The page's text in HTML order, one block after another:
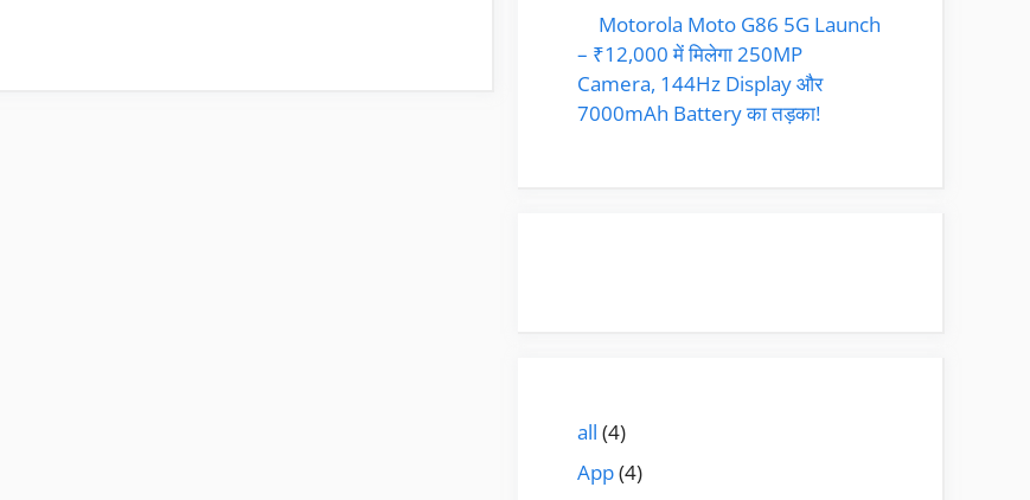
Motorola Moto G86 5G Launch
– ₹12,000 में मिलेगा 250MP
Camera, 144Hz Display और
7000mAh Battery का तड़का!
all (4)
App(4)